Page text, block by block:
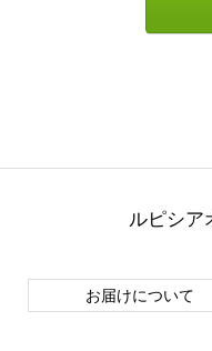
ルピシア
お届けについて